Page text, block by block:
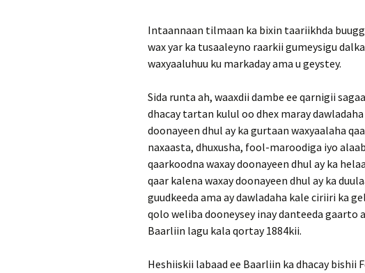
Intaannaan tilmaan ka bixin taariikhda
wax yar ka tusaaleyno raarkii gumeysigu
waxyaaluhuu ku markaday ama u geystey.
Sida runta ah, waaxdii dambe ee qarnigii
dhacay tartan kulul oo dhex maray
doonayeen dhul ay ka gurtaan waxyaalaha
naxaasta, dhuxusha, fool-maroodiga iyo
qaarkoodna waxay doonayeen dhul ay ka
qaar kalena waxay doonayeen dhul ay ka
guudkeeda ama ay dawladaha kale ciriiri ka
qolo weliba dooneysey inay danteeda gaarto
Baarliin lagu kala qortay 1884kii.
Heshiiskii labaad ee Baarliin ka dhacay bishii